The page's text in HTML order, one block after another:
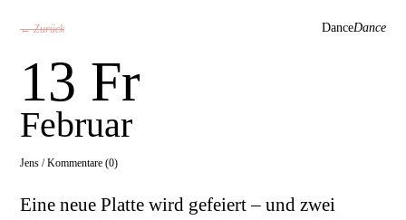
← Zurück DanceDance
13 Fr
Februar
Jens /Kommentare (0)
Eine neue Platte wird gefeiert – und zwei